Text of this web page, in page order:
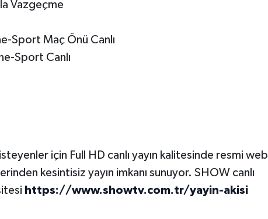
Vazgeçme
Sport Maç Önü Canlı
Sport Canlı
için Full HD canlı yayın kalitesinde resmi web
kesintisiz yayın imkanı sunuyor. SHOW canlı
https://www.showtv.com.tr/yayin-akisi